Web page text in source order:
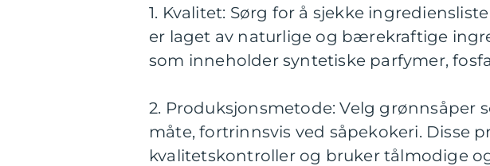
1. Kvalitet: Sørg for å sjekke
er laget av naturlige og bærekraftige
som inneholder syntetiske parfymer,
2. Produksjonsmetode: Velg grønnsåper
måte, fortrinnsvis ved såpekokeri. Disse
kvalitetskontroller og bruker tålmodige